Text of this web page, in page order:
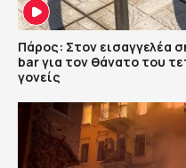
Πάρος: Στον εισαγγελέα
bar για τον θάνατο του
γονείς